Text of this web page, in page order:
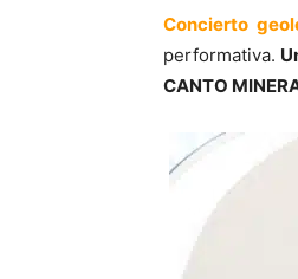
Concierto
performativa.
CANTO